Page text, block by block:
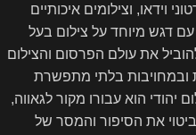
וידאו, וצילומים איכותיים
דגש מיוחד על צילום בעל
את עולם הפרסום והצילום
ובמחויבות בלתי מתפשרת
יהודי הוא עבורו מקור לגאווה,
את הסיפור והמסר של